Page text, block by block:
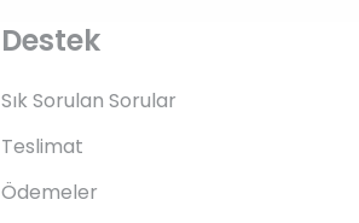
Destek
Sık Sorulan Sorular
Teslimat
Ödemeler